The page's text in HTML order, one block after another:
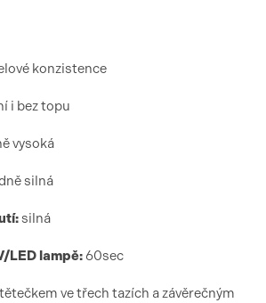
konzistence
i bez topu
vysoká
silná
silná
LED lampě:60sec
ve třech tazích a závěrečným